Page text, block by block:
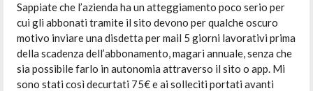
Sappiate che l’azienda ha un atteggiamento poco serio per
cui gli abbonati tramite il sito devono per qualche oscuro
motivo inviare una disdetta per mail 5 giorni lavorativi prima
della scadenza dell’abbonamento, magari annuale, senza che
sia possibile farlo in autonomia attraverso il sito o app. Mi
sono stati così decurtati 75€ e ai solleciti portati avanti